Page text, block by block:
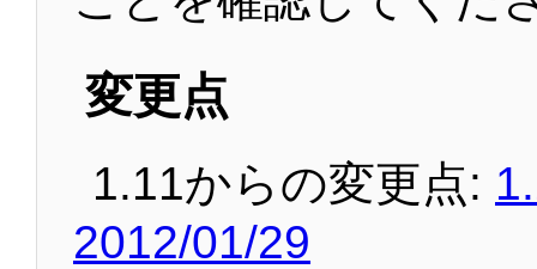
変更点
1.11からの変更点:
2012/01/29